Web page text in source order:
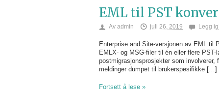
EML til PST
Av admin juli 26, 2019 Legg
Enterprise and Site-versjonen av EML til
EMLX- og MSG-filer til én eller flere
postmigrasjonsprosjekter som
meldinger dumpet til brukerspesifikke […]
Fortsett å lese »